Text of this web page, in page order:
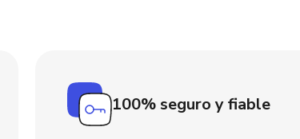
100% seguro y fiable